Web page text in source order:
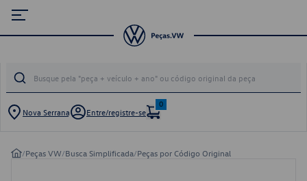
Nova Serrana Entre/registre-se
0
/Peças VW/Busca Simplificada/Peças por Código Original